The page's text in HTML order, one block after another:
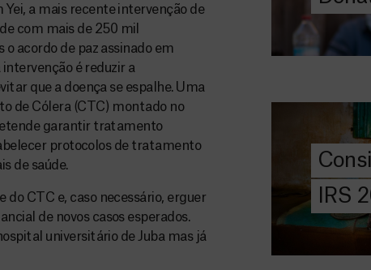
a mais recente intervenção de
com mais de 250 mil
acordo de paz assinado em
é reduzir a
que a doença se espalhe. Uma
de Cólera (CTC) montado no
garantir tratamento
protocolos de tratamento
de saúde.
CTC e, caso necessário, erguer
de novos casos esperados.
universitário de Juba mas já
DOE
AGORA
IRS
Saiba tudo
IRS: o que é,
preencher, e
MSF com o
DOE
AGORA
Angarie